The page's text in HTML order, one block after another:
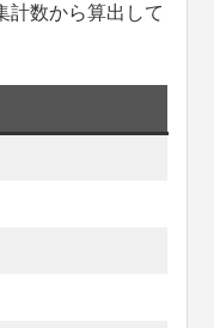
計数から算出して